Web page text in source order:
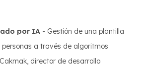
por IA - Gestión de una plantilla
a través de algoritmos
director de desarrollo